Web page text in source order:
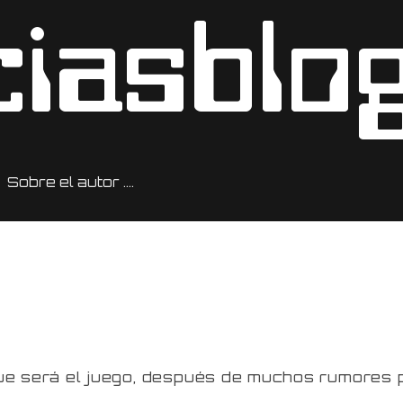
Sobre el autor ….
será el juego, después de muchos rumores